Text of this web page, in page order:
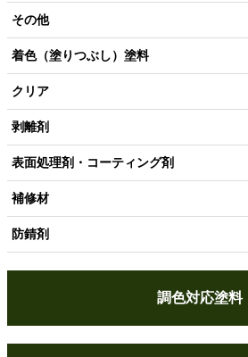
その他
着色（塗りつぶし）塗料
クリア
剥離剤
表面処理剤・コーティング剤
補修材
防錆剤
調色対応塗料